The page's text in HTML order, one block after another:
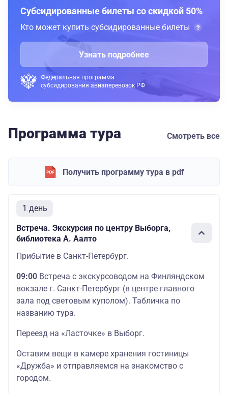
Субсидированные билеты со скидкой 50%
Кто может купить субсидированные билеты
Узнать подробнее
Федеральная программа
субсидирования авиаперевозок РФ
Программа тура Смотреть все
Получить программу тура в pdf
1 день
Встреча. Экскурсия по центру Выборга,
библиотека А. Аалто
Прибытие в Санкт-Петербург.
09:00 Встреча с экскурсоводом на Финляндском
вокзале г. Санкт-Петербург (в центре главного
зала под световым куполом). Табличка по
названию тура.
Переезд на «Ласточке» в Выборг.
Оставим вещи в камере хранения гостиницы
«Дружба» и отправляемся на знакомство с
городом.